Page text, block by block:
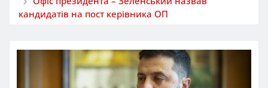
кандидатів на пост керівника ОП